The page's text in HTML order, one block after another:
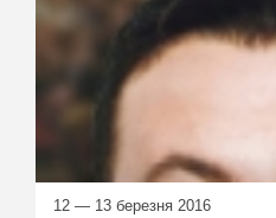
12 — 13 березня 2016